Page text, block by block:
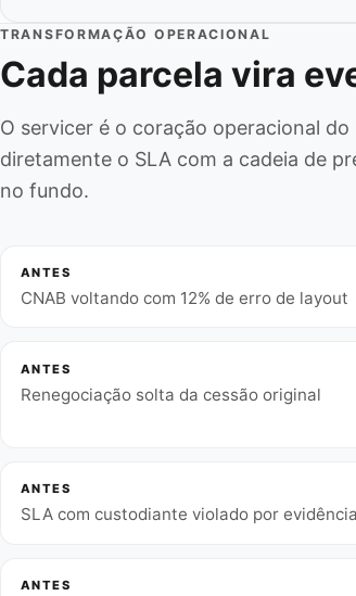
TRANSFORMAÇÃO OPERACIONAL
Cada parcela vira
O servicer é o coração operacional
diretamente o SLA com a cadeia de
no fundo.
ANTES
CNAB voltando com 12% de erro de layout
ANTES
Renegociação solta da cessão original
ANTES
SLA com custodiante violado por
ANTES